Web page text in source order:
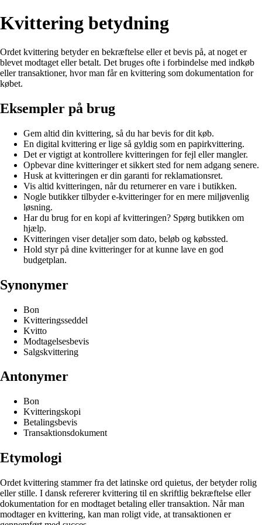
Kvittering betydning
Ordet kvittering betyder en bekræftelse eller et bevis på, at noget er
blevet modtaget eller betalt. Det bruges ofte i forbindelse med indkøb
eller transaktioner, hvor man får en kvittering som dokumentation for
købet.
Eksempler på brug
Gem altid din kvittering, så du har bevis for dit køb.
En digital kvittering er lige så gyldig som en papirkvittering.
Det er vigtigt at kontrollere kvitteringen for fejl eller mangler.
Opbevar dine kvitteringer et sikkert sted for nem adgang senere.
Husk at kvitteringen er din garanti for reklamationsret.
Vis altid kvitteringen, når du returnerer en vare i butikken.
Nogle butikker tilbyder e-kvitteringer for en mere miljøvenlig
løsning.
Har du brug for en kopi af kvitteringen? Spørg butikken om
hjælp.
Kvitteringen viser detaljer som dato, beløb og købssted.
Hold styr på dine kvitteringer for at kunne lave en god
budgetplan.
Synonymer
Bon
Kvitteringsseddel
Kvitto
Modtagelsesbevis
Salgskvittering
Antonymer
Bon
Kvitteringskopi
Betalingsbevis
Transaktionsdokument
Etymologi
Ordet kvittering stammer fra det latinske ord quietus, der betyder rolig
eller stille. I dansk refererer kvittering til en skriftlig bekræftelse eller
dokumentation for en modtaget betaling eller transaktion. Når man
modtager en kvittering, kan man roligt vide, at transaktionen er